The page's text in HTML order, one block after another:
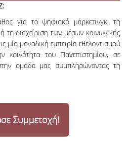
για το ψηφιακό μάρκετινγκ, τη
τη διαχείριση των μέσων κοινωνικής
μία μοναδική εμπειρία εθελοντισμού
του Πανεπιστημίου, σε
ομάδα μας συμπληρώνοντας τη
Συμμετοχή!